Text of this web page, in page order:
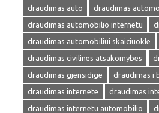
draudimas auto
draudimas
draudimas automobilio internetu
draudimas automobiliui skaiciuokle
draudimas civilines atsakomybes
draudimas gjensidige
draudimas i
draudimas internete
draudimas
draudimas internetu automobilio